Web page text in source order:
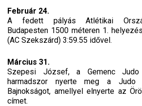
Február 24.
A fedett pályás Atlétikai
Budapesten 1500 méteren 1.
(AC Szekszárd) 3:59.55 idővel.
Március 31.
Szepesi József, a Gemenc Judo
harmadszor nyerte meg a Judo
Bajnokságot, amellyel elnyerte az
címet.